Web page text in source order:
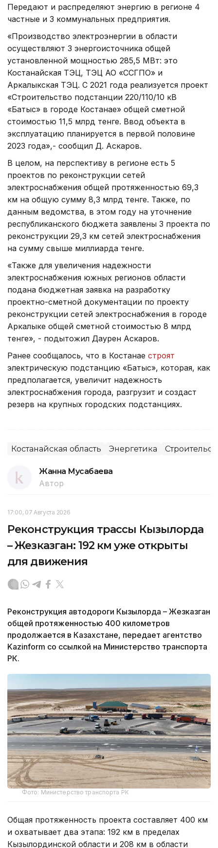
Передают и распределяют энергию в регионе 4
частные и 3 коммунальных предприятия.
«Производство электроэнергии в области
осуществляют 3 энергоисточника общей
установленной мощностью 285,5 МВт: это
Костанайская ТЭЦ, ТЭЦ АО «ССГПО» и
Аркалыкская ТЭЦ. С 2021 года реализуется проект
«Строительство подстанции 220/110/10 кВ
«Батыс» в городе Костанае» общей сметной
стоимостью 11,5 млрд тенге. Ввод объекта в
эксплуатацию планируется в первой половине
2023 года»,- сообщил Д. Аскаров.
В целом, на перспективу в регионе есть 5
проектов по реконструкции сетей
электроснабжения общей протяженностью 69,3
км на общую сумму 8,3 млрд тенге. Также, по
данным ведомства, в этом году на уточнение
республиканского бюджета заявлены 3 проекта по
реконструкции 29,3 км сетей электроснабжения
на сумму свыше миллиарда тенге.
«Также для увеличения надежности
электроснабжения южных регионов области
подана бюджетная заявка на разработку
проектно-сметной документации по проекту
реконструкции сетей электроснабжения в городе
Аркалыке общей сметной стоимостью 8 млрд
тенге», - подытожил Даурен Аскаров.
Ранее сообщалось, что в Костанае строят
электрическую подстанцию «Батыс», которая, как
предполагается, увеличит надежность
электроснабжения города, разгрузит и создаст
резерв на крупных городских подстанциях.
Костанайская область Энергетика
Жанна Мусабаева
Автор
17:00, 07 Августа 2026
Реконструкция трассы Кызылорда
– Жезказган: 192 км уже открыты
для движения
Реконструкция автодороги Кызылорда – Жезказган
общей протяженностью 400 километров
продолжается в Казахстане, передает агентство
Kazinform со ссылкой на Министерство транспорта
РК.
Фото: Министерство транспорта РК
Общая протяженность проекта составляет 400 км
и охватывает два этапа: 192 км в пределах
Кызылординской области и 208 км в области